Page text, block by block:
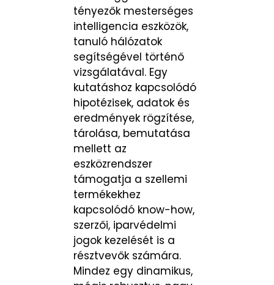
tényezők mesterséges
intelligencia eszközök,
tanuló hálózatok
segítségével történő
vizsgálatával. Egy
kutatáshoz kapcsolódó
hipotézisek, adatok és
eredmények rögzítése,
tárolása, bemutatása
mellett az
eszközrendszer
támogatja a szellemi
termékekhez
kapcsolódó know-how,
szerzői, iparvédelmi
jogok kezelését is a
résztvevők számára.
Mindez egy dinamikus,